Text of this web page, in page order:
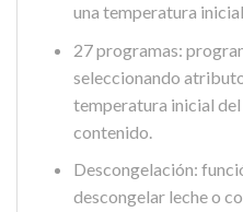
una temperatura
27 programas:
seleccionando
temperatura inicial
contenido.
Descongelación:
descongelar leche o